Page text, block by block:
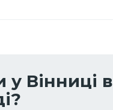
у Вінниці в